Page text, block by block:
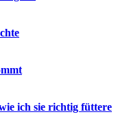
ich sie richtig füttere